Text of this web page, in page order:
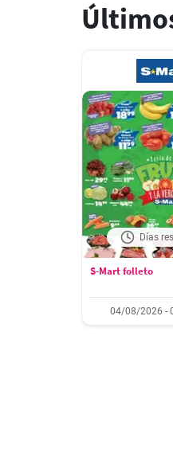
Días
S-Mart folleto
04/08/2026 -